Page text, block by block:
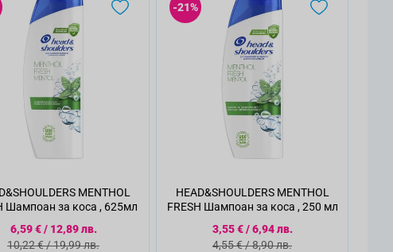
MENTHOL
Шампоан за коса , 625мл
Специална цена
6,59 €/ 12,89 лв.
Стандартна цена
10,22 €/19,99 лв.
-21%
HEAD&SHOULDERS MENTHOL
FRESH Шампоан за коса , 250 мл
Специална цена
3,55 €/6,94 лв.
Стандартна цена
4,55 €/8,90 лв.